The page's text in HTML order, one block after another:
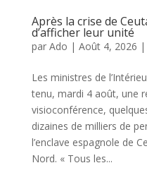
Après la crise de
d’afficher leur unité
par Ado | Août 4, 2026 |
Les ministres de
tenu, mardi 4 août, une
visioconférence,
dizaines de milliers de
l’enclave espagnole de
Nord. « Tous les...